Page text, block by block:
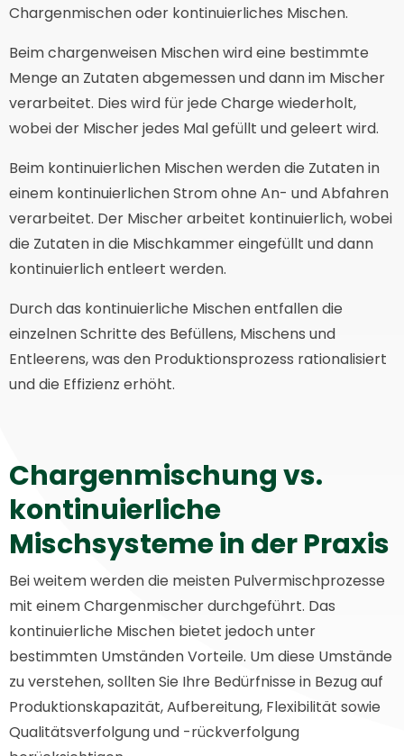
Chargenmischen oder kontinuierliches Mischen.
Beim chargenweisen Mischen wird eine bestimmte
Menge an Zutaten abgemessen und dann im Mischer
verarbeitet. Dies wird für jede Charge wiederholt,
wobei der Mischer jedes Mal gefüllt und geleert wird.
Beim kontinuierlichen Mischen werden die Zutaten in
einem kontinuierlichen Strom ohne An- und Abfahren
verarbeitet. Der Mischer arbeitet kontinuierlich, wobei
die Zutaten in die Mischkammer eingefüllt und dann
kontinuierlich entleert werden.
Durch das kontinuierliche Mischen entfallen die
einzelnen Schritte des Befüllens, Mischens und
Entleerens, was den Produktionsprozess rationalisiert
und die Effizienz erhöht.
Chargenmischung vs.
kontinuierliche
Mischsysteme in der Praxis
Bei weitem werden die meisten Pulvermischprozesse
mit einem Chargenmischer durchgeführt. Das
kontinuierliche Mischen bietet jedoch unter
bestimmten Umständen Vorteile. Um diese Umstände
zu verstehen, sollten Sie Ihre Bedürfnisse in Bezug auf
Produktionskapazität, Aufbereitung, Flexibilität sowie
Qualitätsverfolgung und -rückverfolgung